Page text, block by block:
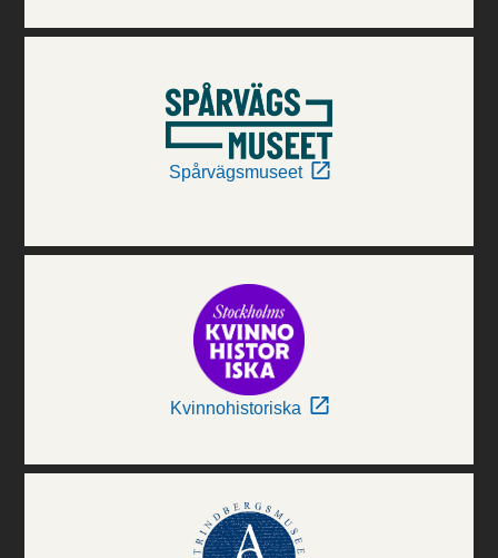
Spårvägsmuseet
Kvinnohistoriska